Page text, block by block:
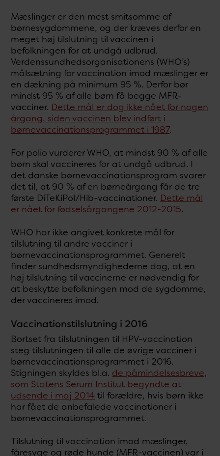
Mæslinger er den mest smitsomme af
børnesygdommene, og der kræves derfor en
meget høj tilslutning til vaccinen i
befolkningen for at undgå udbrud.
Verdenssundhedsorganisationens (WHO’s)
målsætning for vaccination imod mæslinger er
en dækning på minimum 95 %. Derfor bør
mindst 95 % af alle børn få begge MFR-
vacciner. Dette mål er dog ikke nået for nogen
årgang, siden vaccinen blev indført i
børnevaccinationsprogrammet i 1987.
For polio vurderer WHO, at mindst 90 % af alle
børn skal vaccineres for at undgå udbrud. I
det danske børnevaccinationsprogram svarer
det til, at 90 % af en børneårgang får de tre
første DiTeKiPol/Hib-vaccinationer. Dette mål
er nået for fødselsårgangene 2012-2015.
WHO har ikke angivet konkrete mål for
tilslutning til andre vacciner i
børnevaccinationsprogrammet. Generelt
finder sundhedsmyndighederne dog, at en
høj tilslutning til vaccinerne er nødvendig for
at beskytte befolkningen mod de sygdomme,
der vaccineres imod.
Vaccinationstilslutning i 2016
Bortset fra tilslutningen til HPV-vaccination
steg tilslutningen til alle de øvrige vacciner i
børnevaccinationsprogrammet i 2016.
Stigningen skyldes bl.a. de påmindelsesbreve,
som Statens Serum Institut begyndte at
udsende i maj 2014 til forældre, hvis børn ikke
har fået de anbefalede vaccinationer i
børnevaccinationsprogrammet.
Tilslutning til vaccination imod mæslinger,
fåresyge og røde hunde (MFR-vaccinen) var i